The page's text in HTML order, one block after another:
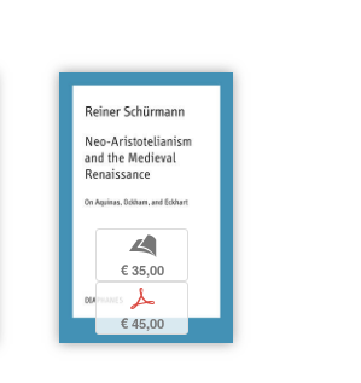
b
€ 35,00
p
€ 45,00